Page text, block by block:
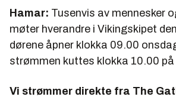
Hamar: Tusenvis av mennesker
møter hverandre i Vikingskipet
dørene åpner klokka 09.00
strømmen kuttes klokka 10.00
Vi strømmer direkte fra The